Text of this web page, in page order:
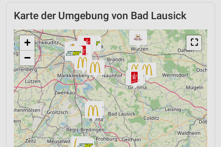
Karte der Umgebung von Bad Lausick
⛶
+
−